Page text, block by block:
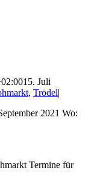
15. Juli
, Trödel|
2021 Wo:
Termine für